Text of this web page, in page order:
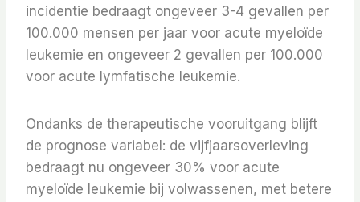
incidentie bedraagt ​​ongeveer 3-4 gevallen per
100.000 mensen per jaar voor acute myeloïde
leukemie en ongeveer 2 gevallen per 100.000
voor acute lymfatische leukemie.
Ondanks de therapeutische vooruitgang blijft
de prognose variabel: de vijfjaarsoverleving
bedraagt ​​nu ongeveer 30% voor acute
myeloïde leukemie bij volwassenen, met betere